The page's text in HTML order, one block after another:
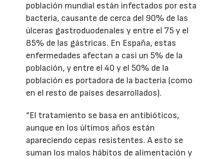
población mundial están infectados por esta
bacteria, causante de cerca del 90% de las
úlceras gastroduodenales y entre el 75 y el
85% de las gástricas. En España, estas
enfermedades afectan a casi un 5% de la
población, y entre el 40 y el 50% de la
población es portadora de la bacteria (como
en el resto de países desarrollados).
“El tratamiento se basa en antibióticos,
aunque en los últimos años están
apareciendo cepas resistentes. A esto se
suman los malos hábitos de alimentación y